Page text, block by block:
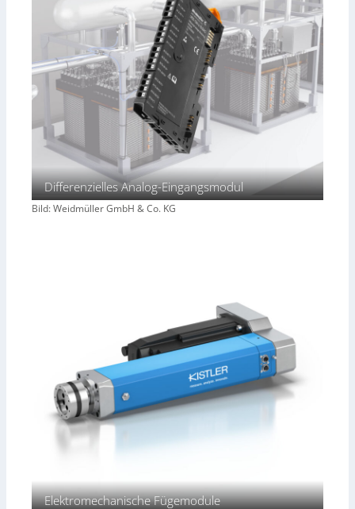
Differenzielles Analog-Eingangsmodul
Bild: Weidmüller GmbH & Co. KG
Elektromechanische Fügemodule